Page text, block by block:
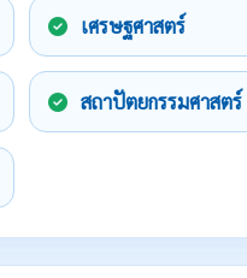
เศรษฐศาสตร์
สถาปัตยกรรมศาสตร์